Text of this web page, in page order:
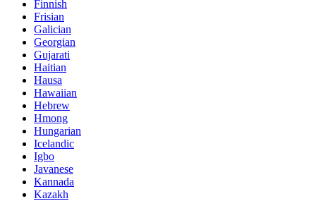
Finnish
Frisian
Galician
Georgian
Gujarati
Haitian
Hausa
Hawaiian
Hebrew
Hmong
Hungarian
Icelandic
Igbo
Javanese
Kannada
Kazakh